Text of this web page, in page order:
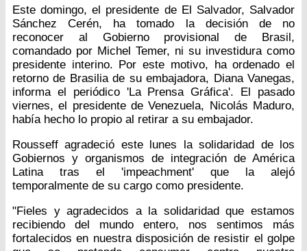
Este domingo, el presidente de El Salvador, Salvador
Sánchez Cerén, ha tomado la decisión de no
reconocer al Gobierno provisional de Brasil,
comandado por Michel Temer, ni su investidura como
presidente interino. Por este motivo, ha ordenado el
retorno de Brasilia de su embajadora, Diana Vanegas,
informa el periódico 'La Prensa Gráfica'. El pasado
viernes, el presidente de Venezuela, Nicolás Maduro,
había hecho lo propio al retirar a su embajador.
Rousseff agradeció este lunes la solidaridad de los
Gobiernos y organismos de integración de América
Latina tras el 'impeachment' que la alejó
temporalmente de su cargo como presidente.
"Fieles y agradecidos a la solidaridad que estamos
recibiendo del mundo entero, nos sentimos más
fortalecidos en nuestra disposición de resistir el golpe